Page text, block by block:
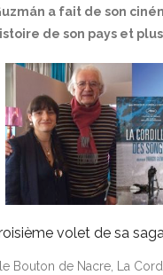
a fait de son
de son pays et
volet de sa
Bouton de Nacre, La